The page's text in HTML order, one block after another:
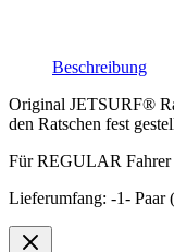
Beschreibung
Original JETSURF®
den Ratschen fest
Für REGULAR Fahrer
Lieferumfang: -1- Paar